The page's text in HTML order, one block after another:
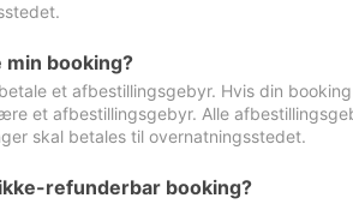
min booking?
et afbestillingsgebyr. Hvis din
et afbestillingsgebyr. Alle
skal betales til overnatningsstedet.
refunderbar booking?